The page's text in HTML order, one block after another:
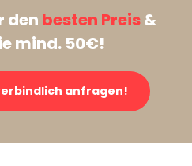
den besten Preis&
mind. 50€!
anfragen!